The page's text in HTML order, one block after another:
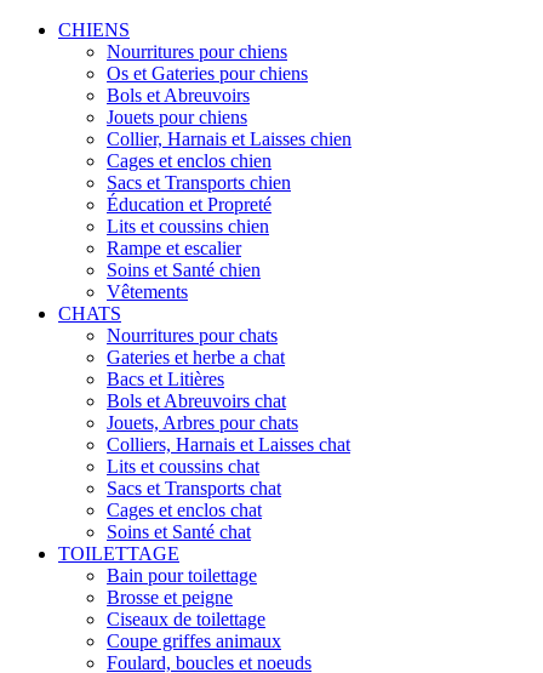
CHIENS
Nourritures pour chiens
Os et Gateries pour chiens
Bols et Abreuvoirs
Jouets pour chiens
Collier, Harnais et Laisses chien
Cages et enclos chien
Sacs et Transports chien
Éducation et Propreté
Lits et coussins chien
Rampe et escalier
Soins et Santé chien
Vêtements
CHATS
Nourritures pour chats
Gateries et herbe a chat
Bacs et Litières
Bols et Abreuvoirs chat
Jouets, Arbres pour chats
Colliers, Harnais et Laisses chat
Lits et coussins chat
Sacs et Transports chat
Cages et enclos chat
Soins et Santé chat
TOILETTAGE
Bain pour toilettage
Brosse et peigne
Ciseaux de toilettage
Coupe griffes animaux
Foulard, boucles et noeuds